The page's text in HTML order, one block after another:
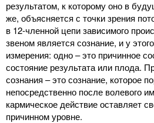
результатом, к которому оно в
же, объясняется с точки зрения
в 12-членной цепи зависимого
звеном является сознание, и у
измерения: одно – это причинное
состояние результата или плода.
сознания – это сознание, которое
непосредственно после волевого
кармическое действие оставляет
причинном уровне.